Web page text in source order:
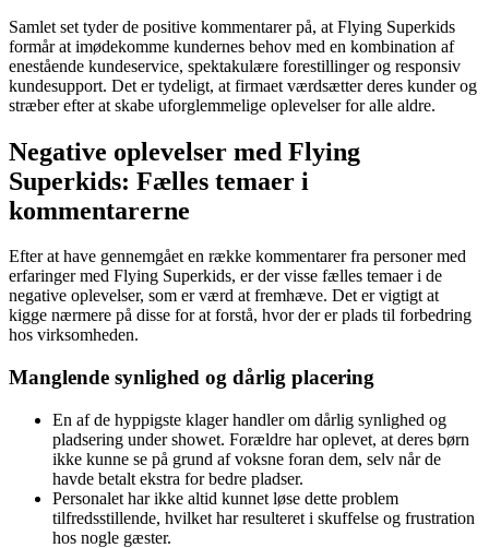
Samlet set tyder de positive kommentarer på, at Flying Superkids
formår at imødekomme kundernes behov med en kombination af
enestående kundeservice, spektakulære forestillinger og responsiv
kundesupport. Det er tydeligt, at firmaet værdsætter deres kunder og
stræber efter at skabe uforglemmelige oplevelser for alle aldre.
Negative oplevelser med Flying
Superkids: Fælles temaer i
kommentarerne
Efter at have gennemgået en række kommentarer fra personer med
erfaringer med Flying Superkids, er der visse fælles temaer i de
negative oplevelser, som er værd at fremhæve. Det er vigtigt at
kigge nærmere på disse for at forstå, hvor der er plads til forbedring
hos virksomheden.
Manglende synlighed og dårlig placering
En af de hyppigste klager handler om dårlig synlighed og
pladsering under showet. Forældre har oplevet, at deres børn
ikke kunne se på grund af voksne foran dem, selv når de
havde betalt ekstra for bedre pladser.
Personalet har ikke altid kunnet løse dette problem
tilfredsstillende, hvilket har resulteret i skuffelse og frustration
hos nogle gæster.